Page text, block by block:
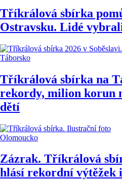
Tříkrálová sbírka
Ostravsku. Lidé
Táborsko
Tříkrálová sbírka na
rekordy, milion korun
dětí
Olomoucko
Zázrak. Tříkrálová
hlásí rekordní výtěžek